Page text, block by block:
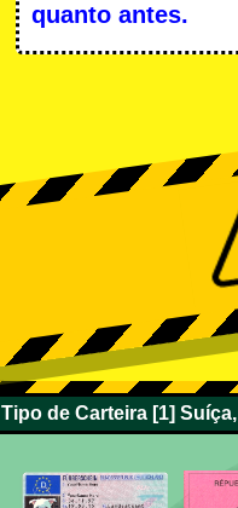
quanto antes.
Tipo de Carteira [1]